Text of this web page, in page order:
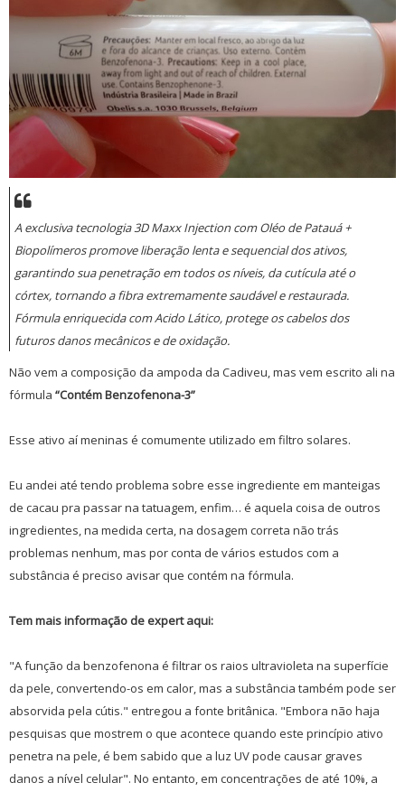
A exclusiva tecnologia 3D Maxx Injection com Oléo de Patauá +
Biopolímeros promove liberação lenta e sequencial dos ativos,
garantindo sua penetração em todos os níveis, da cutícula até o
córtex, tornando a fibra extremamente saudável e restaurada.
Fórmula enriquecida com Acido Lático, protege os cabelos dos
futuros danos mecânicos e de oxidação.
Não vem a composição da ampoda da Cadiveu, mas vem escrito ali na
fórmula “Contém Benzofenona-3”
Esse ativo aí meninas é comumente utilizado em filtro solares.
Eu andei até tendo problema sobre esse ingrediente em manteigas
de cacau pra passar na tatuagem, enfim… é aquela coisa de outros
ingredientes, na medida certa, na dosagem correta não trás
problemas nenhum, mas por conta de vários estudos com a
substância é preciso avisar que contém na fórmula.
Tem mais informação de expert aqui:
"A função da benzofenona é filtrar os raios ultravioleta na superfície
da pele, convertendo-os em calor, mas a substância também pode ser
absorvida pela cútis." entregou a fonte britânica. "Embora não haja
pesquisas que mostrem o que acontece quando este princípio ativo
penetra na pele, é bem sabido que a luz UV pode causar graves
danos a nível celular". No entanto, em concentrações de até 10%, a